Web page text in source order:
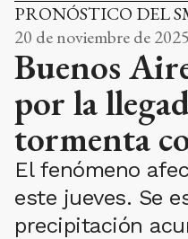
PRONÓSTICO DEL
20 de noviembre de
Buenos
por la
tormenta
El fenómeno
este jueves. Se
precipitación